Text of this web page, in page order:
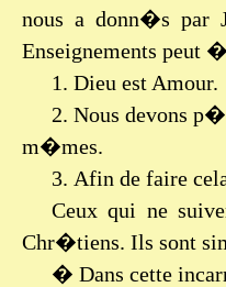
nous a donn�s par
Enseignements peut
1. Dieu est Amour.
2. Nous devons
m�mes.
3. Afin de faire
Ceux qui ne
Chr�tiens. Ils sont
� Dans cette